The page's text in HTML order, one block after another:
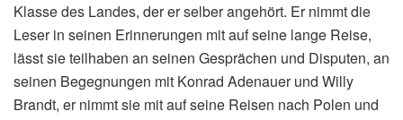
Klasse des Landes, der er selber angehört. Er nimmt die
Leser in seinen Erinnerungen mit auf seine lange Reise,
lässt sie teilhaben an seinen Gesprächen und Disputen, an
seinen Begegnungen mit Konrad Adenauer und Willy
Brandt, er nimmt sie mit auf seine Reisen nach Polen und